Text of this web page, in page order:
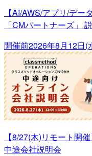
【AI/AWS/アプリ/デ
「CMパートナーズ」
開催前2026年8月12日(
【8/27(木)リモート開
中途会社説明会